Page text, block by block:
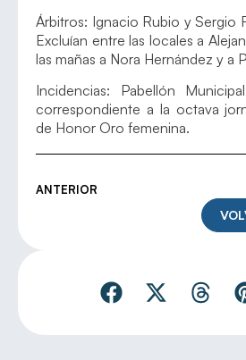
Árbitros: Ignacio Rubio y Sergio
Excluían entre las locales a
las mañas a Nora Hernández y a
Incidencias: Pabellón
correspondiente a la octava
de Honor Oro femenina.
ANTERIOR